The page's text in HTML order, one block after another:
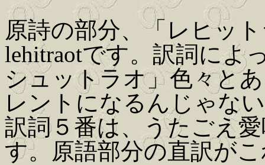
原詩の部分、「レヒッ
lehitraotです。訳詞によ
シュットラオ」色々と
レントになるんじゃな
訳詞５番は、うたごえ
す。原語部分の直訳が